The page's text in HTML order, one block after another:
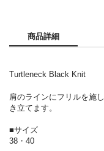
商品詳細
Turtleneck Black Knit
肩のラインにフリルを施
き立てます。
■サイズ
38・40